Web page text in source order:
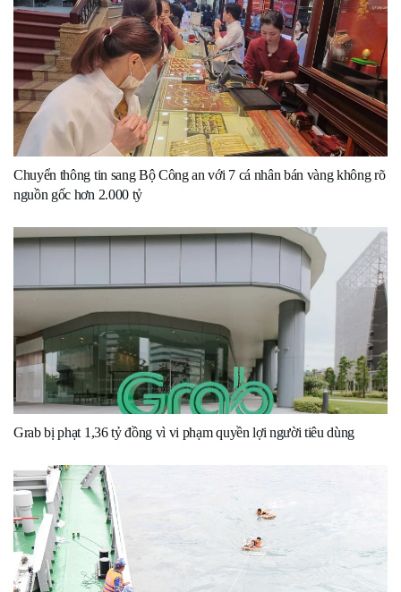
Chuyển thông tin sang Bộ Công an với 7 cá nhân bán vàng không rõ
nguồn gốc hơn 2.000 tỷ
Grab bị phạt 1,36 tỷ đồng vì vi phạm quyền lợi người tiêu dùng